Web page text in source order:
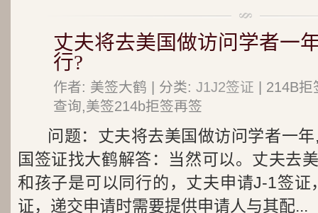
丈夫将去美国做访问学者一
行?
作者: 美签大鹤 | 分类: J1J2签证 | 214B
查询,美签214b拒签再签
问题：丈夫将去美国做访问学者一
国签证找大鹤解答：当然可以。丈夫去
和孩子是可以同行的，丈夫申请J-1签
证，递交申请时需要提供申请人与其配...